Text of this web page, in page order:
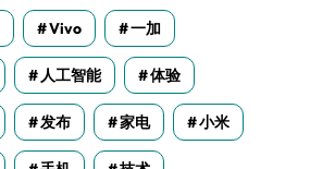
Vivo 一加
人工智能 体验
发布 家电 小米